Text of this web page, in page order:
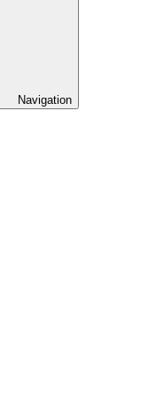
Navigation